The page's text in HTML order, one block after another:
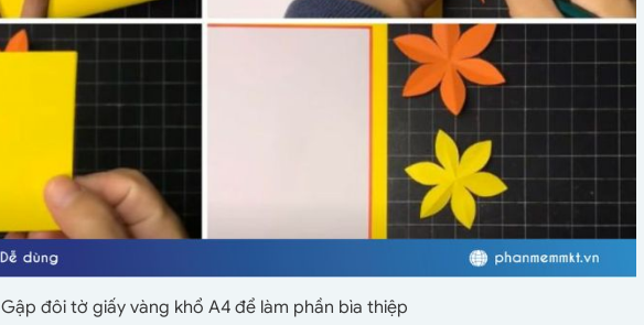
Gập đôi tờ giấy vàng khổ A4 để làm phần bìa thiệp